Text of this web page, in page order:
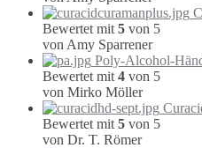
Bewertet mit 5 von 5
von Amy Sparrener
Poly-Alcohol-
Bewertet mit 4 von 5
von Mirko Möller
Bewertet mit 5 von 5
von Dr. T. Römer